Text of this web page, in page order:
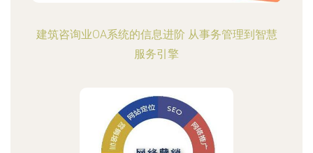
建筑咨询业OA系统的信息进阶 从事务管理到智慧
服务引擎